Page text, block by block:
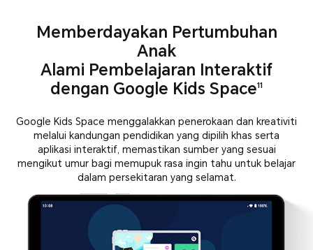
Memberdayakan Pertumbuhan
Anak
Alami Pembelajaran Interaktif
dengan Google Kids Space11
Google Kids Space menggalakkan penerokaan dan kreativiti
melalui kandungan pendidikan yang dipilih khas serta
aplikasi interaktif, memastikan sumber yang sesuai
mengikut umur bagi memupuk rasa ingin tahu untuk belajar
dalam persekitaran yang selamat.